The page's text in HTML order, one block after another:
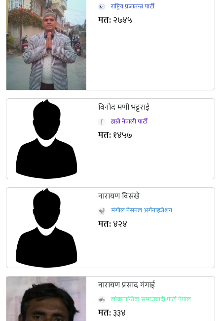
राष्ट्रिय प्रजातन्त्र पार्टी
मत:२७४५
विनोद मणी भट्टराई
हाम्रो नेपाली पार्टी
मत:१४५७
नारायण विसंखे
मंगोल नेसनल अर्गनाइजेशन
मत:४२४
नारायण प्रसाद गंगाई
लोकतान्त्रिक समाजवादी पार्टी नेपाल
मत:३३४